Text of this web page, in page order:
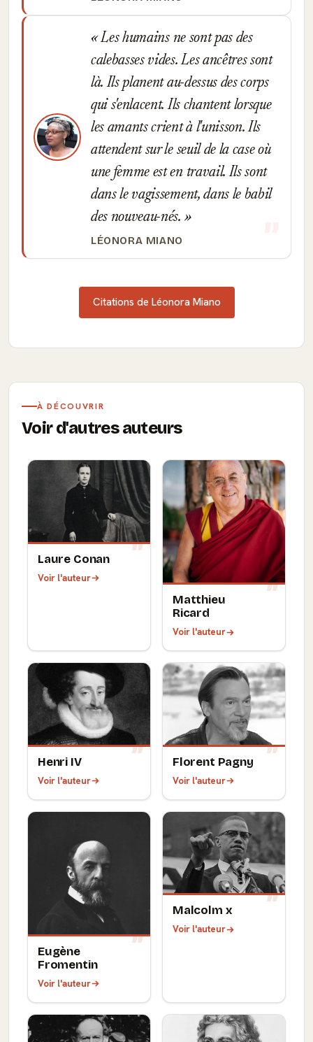
Les humains ne sont pas des
calebasses vides. Les ancêtres sont
là. Ils planent au-dessus des corps
qui s'enlacent. Ils chantent lorsque
les amants crient à l'unisson. Ils
attendent sur le seuil de la case où
une femme est en travail. Ils sont
dans le vagissement, dans le babil
des nouveau-nés.
LÉONORA MIANO
Citations de Léonora Miano
À DÉCOUVRIR
Voir d'autres auteurs
Laure Conan
Voir l'auteur
Matthieu
Ricard
Voir l'auteur
Henri IV
Voir l'auteur
Florent Pagny
Voir l'auteur
Eugène
Fromentin
Voir l'auteur
Malcolm x
Voir l'auteur